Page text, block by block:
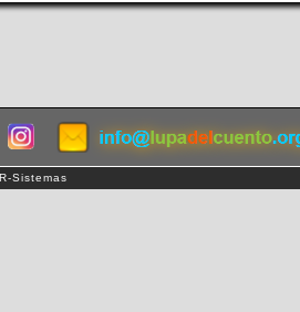
Sistemas